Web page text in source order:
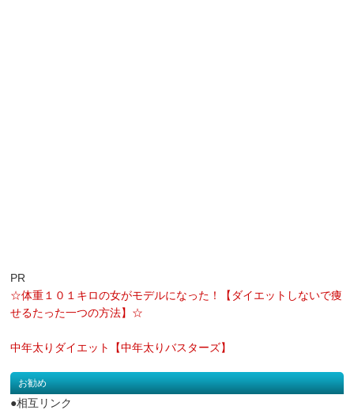
PR
☆体重１０１キロの女がモデルになった！【ダイエットしないで痩
せるたった一つの方法】☆
中年太りダイエット【中年太りバスターズ】
お勧め
●相互リンク